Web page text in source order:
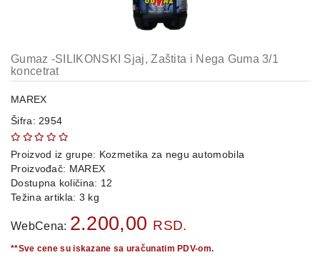
AUTO
DELOVI
POLICE
OSTALO
KAMIONSKI
DELOVI
POLOVNI
Gumaz -SILIKONSKI Sjaj, Zaštita i Nega Guma 3/1
koncetrat
MAREX
Šifra: 2954
Proizvod iz grupe: Kozmetika za negu automobila
Proizvođač: MAREX
Dostupna količina: 12
Težina artikla: 3 kg
WebCena: 2.200,00 RSD.
**Sve cene su iskazane sa uračunatim PDV-om.